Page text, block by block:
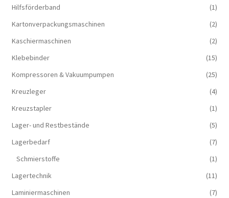
Hilfsförderband
(1)
Kartonverpackungsmaschinen
(2)
Kaschiermaschinen
(2)
Klebebinder
(15)
Kompressoren & Vakuum­pumpen
(25)
Kreuzleger
(4)
Kreuzstapler
(1)
Lager- und Restbestände
(5)
Lagerbedarf
(7)
Schmierstoffe
(1)
Lagertechnik
(11)
Laminiermaschinen
(7)